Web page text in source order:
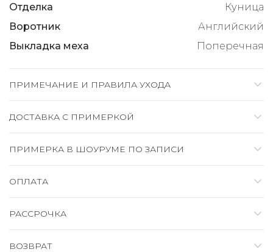
Отделка
Куница
Воротник
Английский
Выкладка меха
Поперечная
ПРИМЕЧАНИЕ И ПРАВИЛА УХОДА
ДОСТАВКА C ПРИМЕРКОЙ
ПРИМЕРКА В ШОУРУМЕ ПО ЗАПИСИ
ОПЛАТА
РАССРОЧКА
ВОЗВРАТ